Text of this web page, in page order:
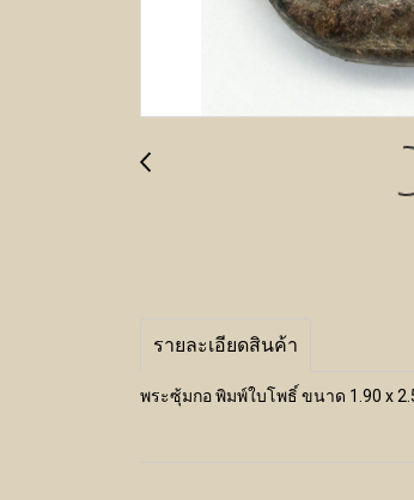
รายละเอียดสินค้า
พระซุ้มกอ พิมพ์ใบโพธิ์ ขนาด 1.90 x